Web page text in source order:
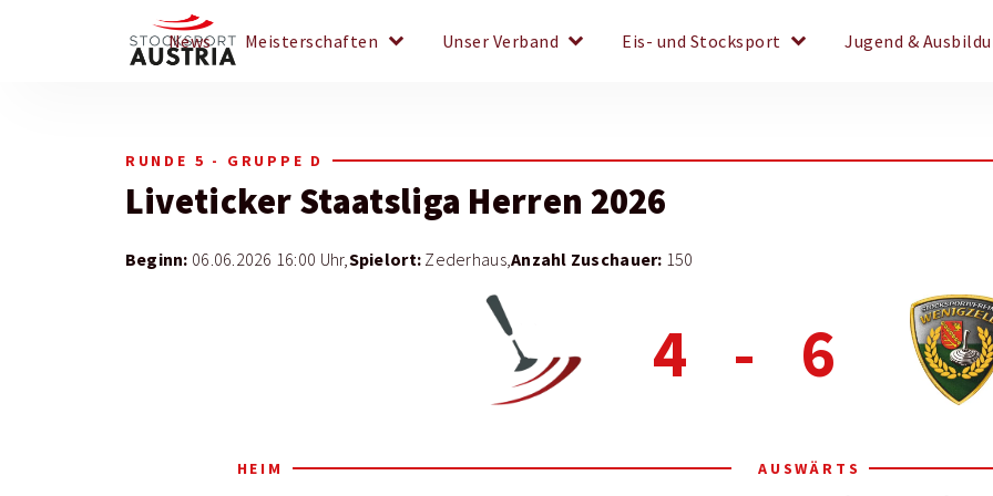
News Meisterschaften keyboard_arrow_down Unser Verband keyboard_arrow_down Eis- und Stocksport keyboard_arrow_down Jugend &
RUNDE 5 - GRUPPE D
LivetickerStaatsliga Herren 2026
Beginn: 06.06.2026 16:00 Uhr,Spielort: Zederhaus,Anzahl Zuschauer: 150
4 - 6
HEIM AUSWÄRTS